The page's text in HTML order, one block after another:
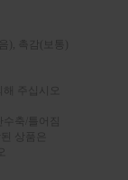
), 촉감(보통)
주십시오
축/틀어짐
상품은